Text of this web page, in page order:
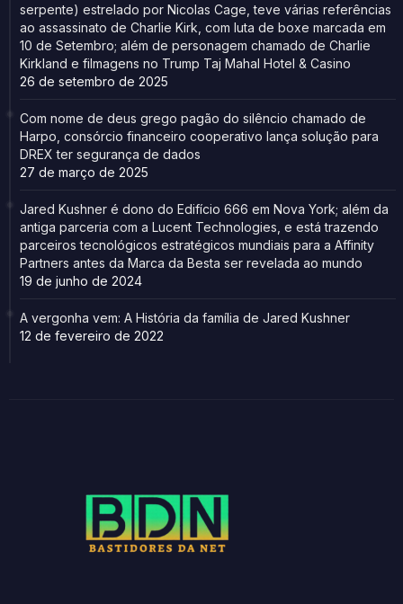
serpente) estrelado por Nicolas Cage, teve várias referências
ao assassinato de Charlie Kirk, com luta de boxe marcada em
10 de Setembro; além de personagem chamado de Charlie
Kirkland e filmagens no Trump Taj Mahal Hotel & Casino
26 de setembro de 2025
Com nome de deus grego pagão do silêncio chamado de
Harpo, consórcio financeiro cooperativo lança solução para
DREX ter segurança de dados
27 de março de 2025
Jared Kushner é dono do Edifício 666 em Nova York; além da
antiga parceria com a Lucent Technologies, e está trazendo
parceiros tecnológicos estratégicos mundiais para a Affinity
Partners antes da Marca da Besta ser revelada ao mundo
19 de junho de 2024
A vergonha vem: A História da família de Jared Kushner
12 de fevereiro de 2022